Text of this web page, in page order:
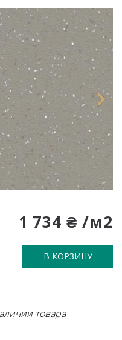
1 734 ₴ /м2
В КОРЗИНУ
товара